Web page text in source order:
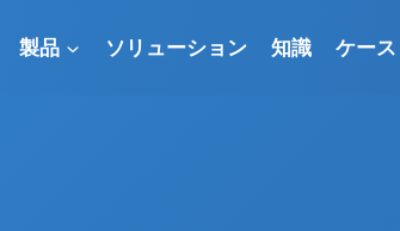
製品 ソリューション 知識 ケース